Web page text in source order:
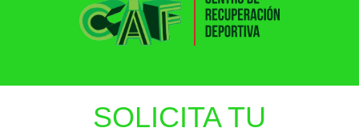
SOLICITA TU